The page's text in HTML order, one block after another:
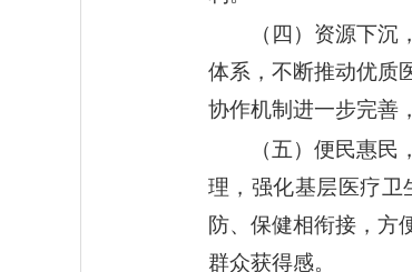
（四）资源下
体系，不断推动优质
协作机制进一步完善
（五）便民惠
理，强化基层医疗
防、保健相衔接，方
群众获得感。